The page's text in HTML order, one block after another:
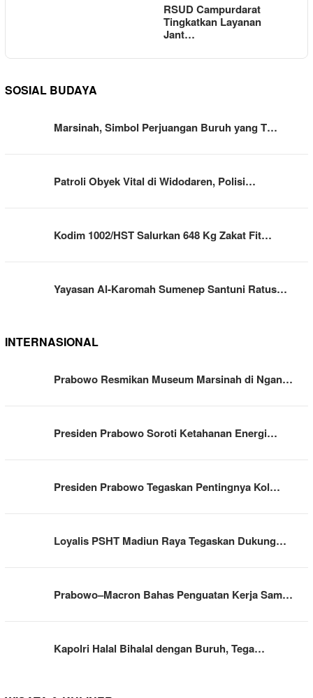
RSUD Campurdarat
Tingkatkan Layanan
Jant…
SOSIAL BUDAYA
Marsinah, Simbol Perjuangan Buruh yang T…
Patroli Obyek Vital di Widodaren, Polisi…
Kodim 1002/HST Salurkan 648 Kg Zakat Fit…
Yayasan Al-Karomah Sumenep Santuni Ratus…
INTERNASIONAL
Prabowo Resmikan Museum Marsinah di Ngan…
Presiden Prabowo Soroti Ketahanan Energi…
Presiden Prabowo Tegaskan Pentingnya Kol…
Loyalis PSHT Madiun Raya Tegaskan Dukung…
Prabowo–Macron Bahas Penguatan Kerja Sam…
Kapolri Halal Bihalal dengan Buruh, Tega…